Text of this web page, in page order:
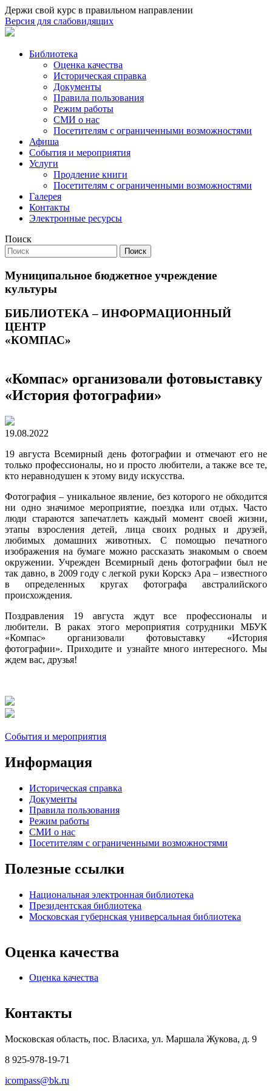
Держи свой курс в правильном направлении
Версия для слабовидящих
Библиотека
Оценка качества
Историческая справка
Документы
Правила пользования
Режим работы
СМИ о нас
Посетителям с ограниченными возможностями
Афиша
События и мероприятия
Услуги
Продление книги
Посетителям с ограниченными возможностями
Галерея
Контакты
Электронные ресурсы
Поиск
Поиск
Муниципальное бюджетное учреждение
культуры
БИБЛИОТЕКА – ИНФОРМАЦИОННЫЙ
ЦЕНТР
«КОМПАС»
«Компас» организовали фотовыставку
«История фотографии»
19.08.2022
19 августа Всемирный день фотографии и отмечают его не
только профессионалы, но и просто любители, а также все те,
кто неравнодушен к этому виду искусства.
Фотография – уникальное явление, без которого не обходится
ни одно значимое мероприятие, поездка или отдых. Часто
люди стараются запечатлеть каждый момент своей жизни,
этапы взросления детей, лица своих родных и друзей,
любимых домашних животных. С помощью печатного
изображения на бумаге можно рассказать знакомым о своем
окружении. Учрежден Всемирный день фотографии был не
так давно, в 2009 году с легкой руки Корскэ Ара – известного
в определенных кругах фотографа австралийского
происхождения.
Поздравления 19 августа ждут все профессионалы и
любители. В раках этого мероприятия сотрудники МБУК
«Компас» организовали фотовыставку «История
фотографии». Приходите и узнайте много интересного. Мы
ждем вас, друзья!
События и мероприятия
Информация
Историческая справка
Документы
Правила пользования
Режим работы
СМИ о нас
Посетителям с ограниченными возможностями
Полезные ссылки
Национальная электронная библиотека
Президентская библиотека
Московская губернская универсальная библиотека
Оценка качества
Оценка качества
Контакты
Московская область, пос. Власиха, ул. Маршала Жукова, д. 9
8 925-978-19-71
icompass@bk.ru